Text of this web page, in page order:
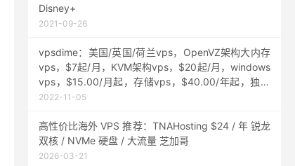
Disney+
2021-09-26
vpsdime：美国/英国/荷兰vps，OpenVZ架构大内存
vps，$7起/月，KVM架构vps，$20起/月，windows
vps，$15.00/月起，存储vps，$40.00/年起，独享
资源
2022-11-05
高性价比海外 VPS 推荐：TNAHosting $24 / 年 锐龙
双核 / NVMe 硬盘 / 大流量 芝加哥
2026-03-21